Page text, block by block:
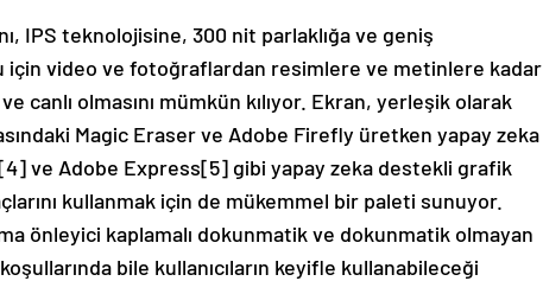
IPS teknolojisine, 300 nit parlaklığa ve geniş
için video ve fotoğraflardan resimlere ve metinlere kadar
canlı olmasını mümkün kılıyor. Ekran, yerleşik olarak
Magic Eraser ve Adobe Firefly üretken yapay zeka
ve Adobe Express[5] gibi yapay zeka destekli grafik
kullanmak için de mükemmel bir paleti sunuyor.
önleyici kaplamalı dokunmatik ve dokunmatik olmayan
bile kullanıcıların keyifle kullanabileceği